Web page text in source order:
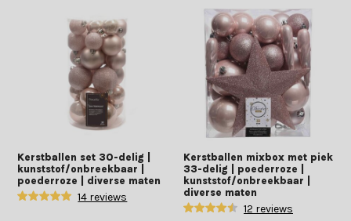
Kerstballen set 30-delig |
kunststof/onbreekbaar |
poederroze | diverse maten
14 reviews
Kerstballen mixbox met piek
33-delig | poederroze |
kunststof/onbreekbaar |
diverse maten
12 reviews